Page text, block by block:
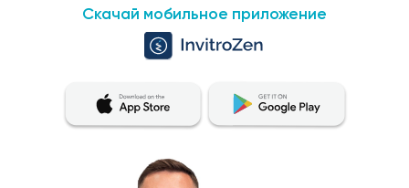
Скачай мобильное приложение